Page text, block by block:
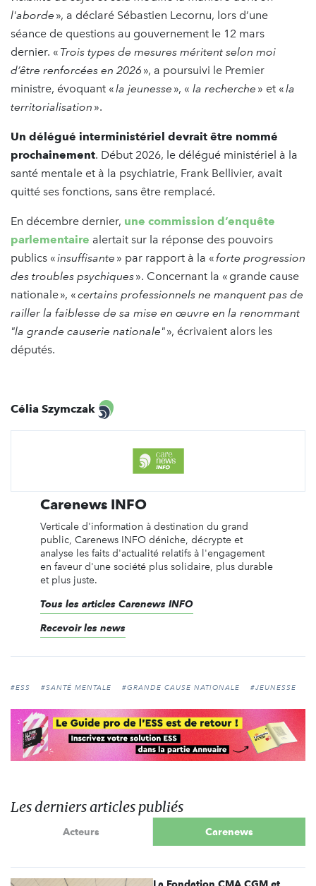
l'aborde », a déclaré Sébastien Lecornu, lors d’une
séance de questions au gouvernement le 12 mars
dernier. « Trois types de mesures méritent selon moi
d’être renforcées en 2026 », a poursuivi le Premier
ministre, évoquant «la jeunesse », « la recherche » et «la
territorialisation ».
Un délégué interministériel devrait être nommé
prochainement. Début 2026, le délégué ministériel à la
santé mentale et à la psychiatrie, Frank Bellivier, avait
quitté ses fonctions, sans être remplacé.
En décembre dernier, une commission d’enquête
parlementaire alertait sur la réponse des pouvoirs
publics «insuffisante » par rapport à la «forte progression
des troubles psychiques». Concernant la « grande cause
nationale », «certains professionnels ne manquent pas de
railler la faiblesse de sa mise en œuvre en la renommant
"la grande causerie nationale"», écrivaient alors les
députés.
Célia Szymczak
Carenews INFO
Verticale d'information à destination du grand
public, Carenews INFO déniche, décrypte et
analyse les faits d'actualité relatifs à l'engagement
en faveur d'une société plus solidaire, plus durable
et plus juste.
Tous les articles Carenews INFO
Recevoir les news
#ESS #SANTÉ MENTALE #GRANDE CAUSE NATIONALE #JEUNESSE
Les derniers articles publiés
Acteurs Carenews